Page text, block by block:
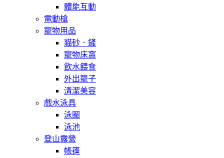
體能互動
電動槍
寵物用品
貓砂．鏟
寵物床窩
飲水餵食
外出籠子
清潔美容
戲水泳具
泳圈
泳池
登山露營
帳篷